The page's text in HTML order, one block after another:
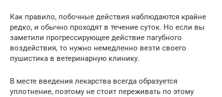
Как правило, побочные действия наблюдаются крайне
редко, и обычно проходят в течение суток. Но если вы
заметили прогрессирующее действие пагубного
воздействия, то нужно немедленно везти своего
пушистика в ветеринарную клинику.
В месте введения лекарства всегда образуется
уплотнение, поэтому не стоит переживать по этому